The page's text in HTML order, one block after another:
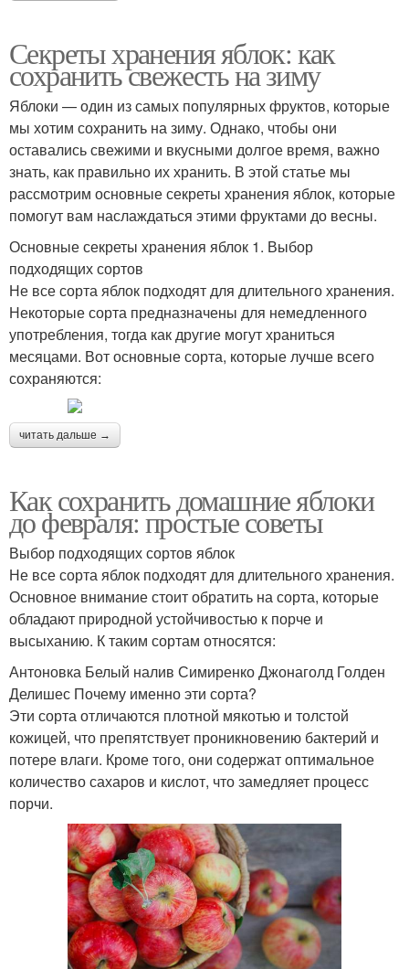
Секреты хранения яблок: как
сохранить свежесть на зиму
Яблоки — один из самых популярных фруктов, которые
мы хотим сохранить на зиму. Однако, чтобы они
оставались свежими и вкусными долгое время, важно
знать, как правильно их хранить. В этой статье мы
рассмотрим основные секреты хранения яблок, которые
помогут вам наслаждаться этими фруктами до весны.
Основные секреты хранения яблок 1. Выбор
подходящих сортов
Не все сорта яблок подходят для длительного хранения.
Некоторые сорта предназначены для немедленного
употребления, тогда как другие могут храниться
месяцами. Вот основные сорта, которые лучше всего
сохраняются:
читать дальше →
Как сохранить домашние яблоки
до февраля: простые советы
Выбор подходящих сортов яблок
Не все сорта яблок подходят для длительного хранения.
Основное внимание стоит обратить на сорта, которые
обладают природной устойчивостью к порче и
высыханию. К таким сортам относятся:
Антоновка Белый налив Симиренко Джонаголд Голден
Делишес Почему именно эти сорта?
Эти сорта отличаются плотной мякотью и толстой
кожицей, что препятствует проникновению бактерий и
потере влаги. Кроме того, они содержат оптимальное
количество сахаров и кислот, что замедляет процесс
порчи.